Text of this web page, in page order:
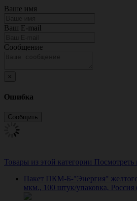
Ваше имя
Ваш E-mail
Сообщение
×
Ошибка
Товары из этой категории Посмотреть
Пакет ПКМ-Б-"Энергия" желтого
мкм., 100 штук/упаковка,